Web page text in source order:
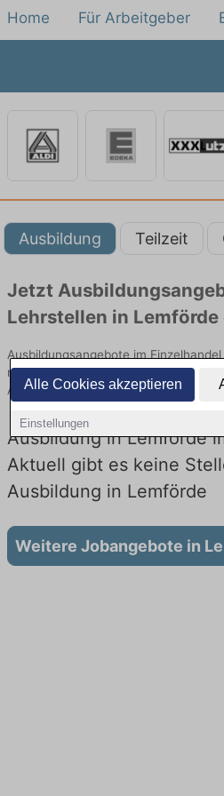
Alle Cookies akzeptieren
Einstellungen
Home Für Arbeitgeber
Ausbildung Teilzeit
Jetzt
Lehrstellen in
Ausbildungsangebote im
namhaften Firmen. Entdecken Sie
Arbeitgebern und bewerben Sie sich
Ausbildung in Lemförde
Aktuell gibt es keine
Ausbildung in Lemförde
Weitere Jobangebote in